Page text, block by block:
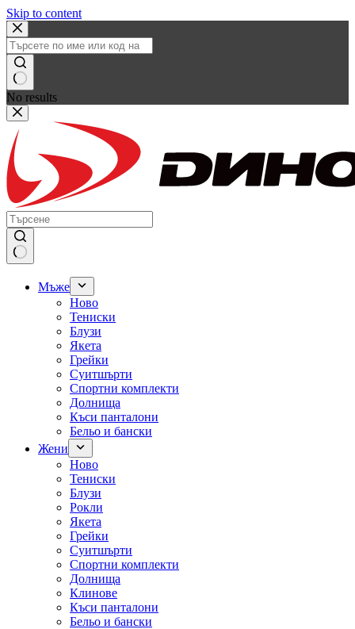
Skip to content
No results
Мъже
Ново
Тениски
Блузи
Якета
Грейки
Суитшърти
Спортни комплекти
Долнища
Къси панталони
Бельо и бански
Жени
Ново
Тениски
Блузи
Рокли
Якета
Грейки
Суитшърти
Спортни комплекти
Долнища
Клинове
Къси панталони
Бельо и бански